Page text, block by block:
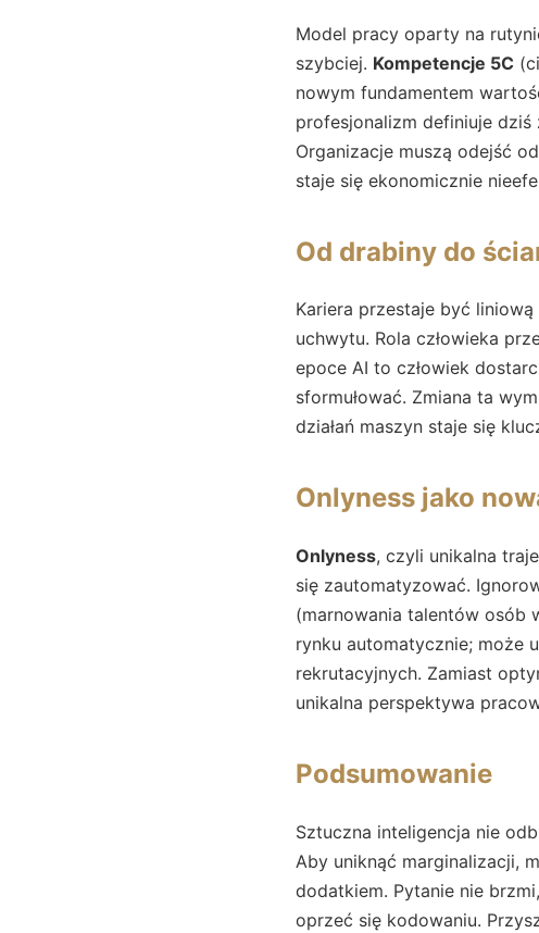
Model pracy oparty na
szybciej. Kompetencje 5C
nowym fundamentem
profesjonalizm definiuje
Organizacje muszą odejść
staje się ekonomicznie
Od drabiny do
Kariera przestaje być
uchwytu. Rola człowieka
epoce AI to człowiek
sformułować. Zmiana ta
działań maszyn staje się
Onlyness jako
Onlyness, czyli unikalna
się zautomatyzować.
(marnowania talentów osób
rynku automatycznie; może
rekrutacyjnych. Zamiast
unikalna perspektywa
Podsumowanie
Sztuczna inteligencja nie
Aby uniknąć marginalizacji,
dodatkiem. Pytanie nie
oprzeć się kodowaniu.